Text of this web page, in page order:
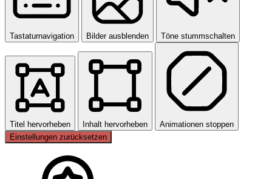
Tastaturnavigation Bilder ausblenden Töne stummschalten
Titel hervorheben Inhalt hervorheben
Animationen stoppen
Einstellungen zurücksetzen